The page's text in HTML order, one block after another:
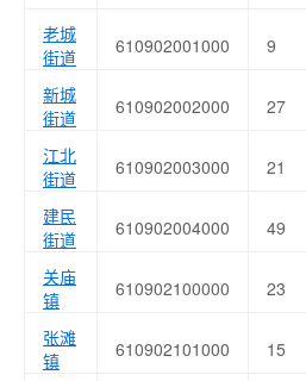
老城
街道
610902001000 9
新城
街道
610902002000 27
江北
街道
610902003000 21
建民
街道
610902004000 49
关庙
镇
610902100000 23
张滩
镇
610902101000 15